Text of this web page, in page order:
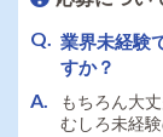
業界未経験
すか？
もちろん大丈
むしろ未経